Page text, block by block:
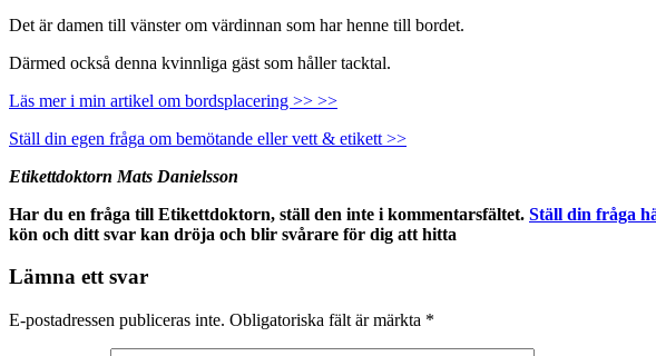
Det är damen till vänster om värdinnan som har henne till bordet.
Därmed också denna kvinnliga gäst som håller tacktal.
Läs mer i min artikel om bordsplacering >> >>
Ställ din egen fråga om bemötande eller vett & etikett >>
Etikettdoktorn Mats Danielsson
Har du en fråga till Etikettdoktorn, ställ den inte i kommentarsfältet. Ställ din fråga
kön och ditt svar kan dröja och blir svårare för dig att hitta
Lämna ett svar
E-postadressen publiceras inte. Obligatoriska fält är märkta *